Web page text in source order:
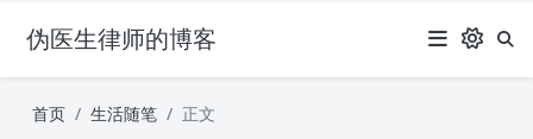
伪医生律师的博客
首页 生活随笔 正文